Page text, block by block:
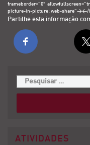
frameborder=”0″
picture-in-picture; web-
Partilhe esta informação
ATIVIDADES